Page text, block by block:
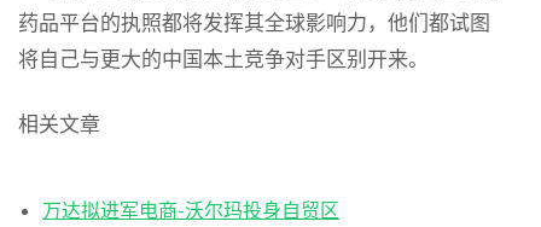
药品平台的执照都将发挥其全球影响力，他们都试图
将自己与更大的中国本土竞争对手区别开来。
相关文章
万达拟进军电商-沃尔玛投身自贸区